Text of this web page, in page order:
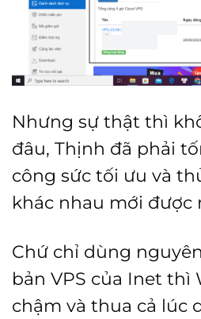
Nhưng sự thật thì
đâu, Thịnh đã phải
công sức tối ưu và
khác nhau mới được
Chứ chỉ dùng
bản VPS của Inet thì
chậm và thua cả lúc